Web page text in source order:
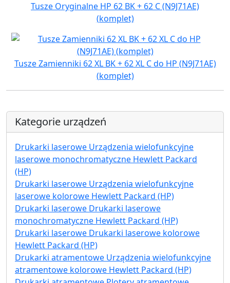
Tusze Oryginalne HP 62 BK + 62 C (N9J71AE)
(komplet)
Tusze Zamienniki 62 XL BK + 62 XL C do HP (N9J71AE)
(komplet)
Kategorie urządzeń
Drukarki laserowe Urządzenia wielofunkcyjne
laserowe monochromatyczne Hewlett Packard
(HP)
Drukarki laserowe Urządzenia wielofunkcyjne
laserowe kolorowe Hewlett Packard (HP)
Drukarki laserowe Drukarki laserowe
monochromatyczne Hewlett Packard (HP)
Drukarki laserowe Drukarki laserowe kolorowe
Hewlett Packard (HP)
Drukarki atramentowe Urządzenia wielofunkcyjne
atramentowe kolorowe Hewlett Packard (HP)